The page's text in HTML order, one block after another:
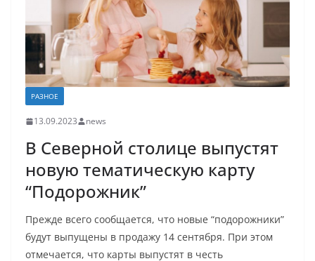
РАЗНОЕ
13.09.2023 news
В Северной столице выпустят
новую тематическую карту
“Подорожник”
Прежде всего сообщается, что новые “подорожники”
будут выпущены в продажу 14 сентября. При этом
отмечается, что карты выпустят в честь